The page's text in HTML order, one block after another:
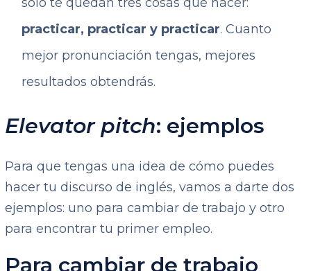
practicar, practicar y practicar. Cuanto
mejor pronunciación tengas, mejores
resultados obtendrás.
Elevator pitch: ejemplos
Para que tengas una idea de cómo puedes
hacer tu discurso de inglés, vamos a darte dos
ejemplos: uno para cambiar de trabajo y otro
para encontrar tu primer empleo.
Para cambiar de trabajo